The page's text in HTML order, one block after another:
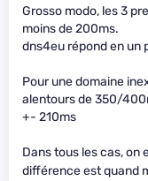
Grosso modo, les 3
moins de 200ms.
dns4eu répond en un
Pour une domaine
alentours de 350/
+- 210ms
Dans tous les cas, on
différence est quand